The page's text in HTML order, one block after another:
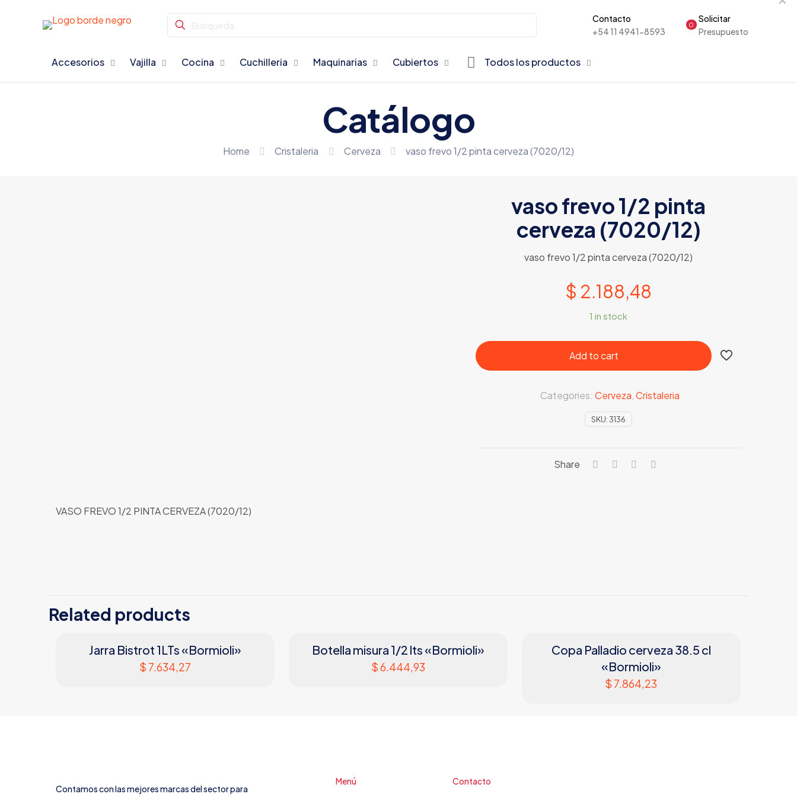
Contacto
+54 11 4941-8593
0
Solicitar
Presupuesto
Accesorios Vajilla Cocina Cuchilleria Maquinarias Cubiertos Todos los productos
Catálogo
Home Cristaleria Cerveza vaso frevo 1/2 pinta cerveza (7020/12)
vaso frevo 1/2 pinta
cerveza (7020/12)
vaso frevo 1/2 pinta cerveza (7020/12)
$ 2.188,48
1 in stock
Add to cart
SKU:3136
Categories: Cerveza Cristaleria
Share
VASO FREVO 1/2 PINTA CERVEZA (7020/12)
Related products
Jarra Bistrot 1LTs «Bormioli»
$ 7.634,27
Botella misura 1/2 lts «Bormioli»
$6.444,93
Copa Palladio cerveza 38.5 cl
«Bormioli»
$ 7.864,23
Contamos con las mejores marcas del sector para
Menú Contacto